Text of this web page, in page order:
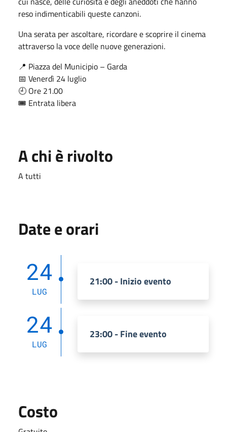
reso indimenticabili queste canzoni.
Una serata per ascoltare, ricordare e scoprire il cinema
attraverso la voce delle nuove generazioni.
📍 Piazza del Municipio – Garda
📅 Venerdì 24 luglio
🕘 Ore 21.00
🎟️ Entrata libera
A chi è rivolto
A tutti
Date e orari
24
LUG
21:00 - Inizio evento
24
LUG
23:00 - Fine evento
Costo